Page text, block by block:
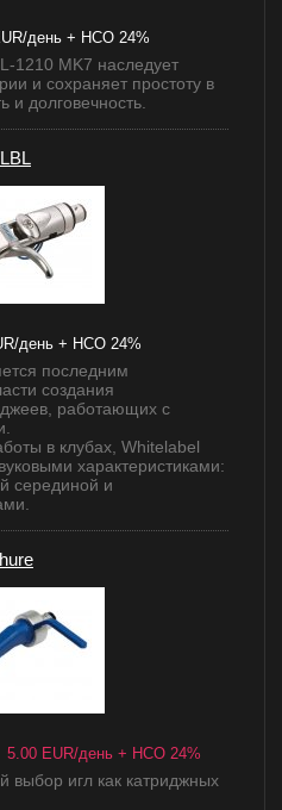
день + НСО 24%
1210 MK7 наследует
и сохраняет простоту в
и долговечность.
день + НСО 24%
последним
создания
работающих с
в клубах, Whitelabel
характеристиками:
серединой и
5.00 EUR/день + НСО 24%
выбор игл как катриджных